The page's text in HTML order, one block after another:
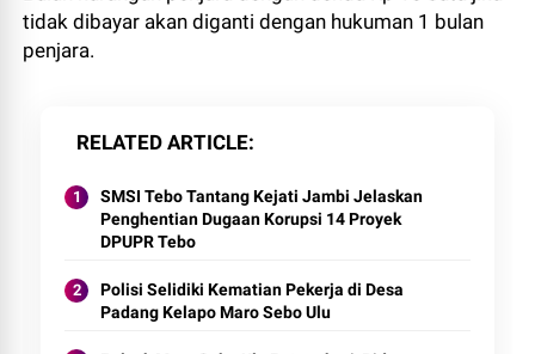
tidak dibayar akan diganti dengan hukuman 1 bulan
penjara.
RELATED ARTICLE
SMSI Tebo Tantang Kejati Jambi Jelaskan
Penghentian Dugaan Korupsi 14 Proyek
DPUPR Tebo
Polisi Selidiki Kematian Pekerja di Desa
Padang Kelapo Maro Sebo Ulu